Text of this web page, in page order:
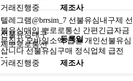
거래진행중 제조사
선불유심내구
제뽀로로통신
등록일
- -
텔레그램@brrsim_7 선불유심내구제 선
불유심매입 뽀로로통신 간편긴급자금
무직자 모바일소액 급전 개인선불유심
삽니다 선불유심구매 정식업체 급전
거래진행중 제조사